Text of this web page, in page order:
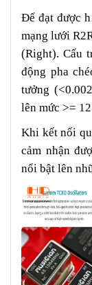
Để đạt được
mạng lưới
(Right). Cấu
động pha
tưởng
lên mức >=
Khi kết nối
cảm nhận
nổi bật lên